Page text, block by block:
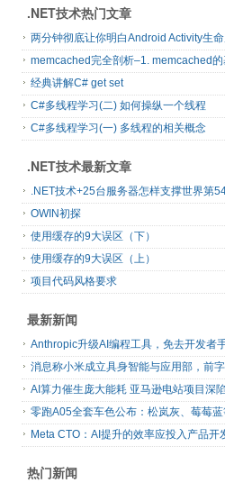
.NET技术热门文章
两分钟彻底让你明白Android Activity生
memcached完全剖析–1. memcached的
经典讲解C# get set
C#多线程学习(二) 如何操纵一个线程
C#多线程学习(一) 多线程的相关概念
.NET技术最新文章
.NET技术+25台服务器怎样支撑世界第
OWIN初探
使用缓存的9大误区（下）
使用缓存的9大误区（上）
项目代码风格要求
最新新闻
AI算力催生庞大能耗 亚马逊电站项目深
热门新闻